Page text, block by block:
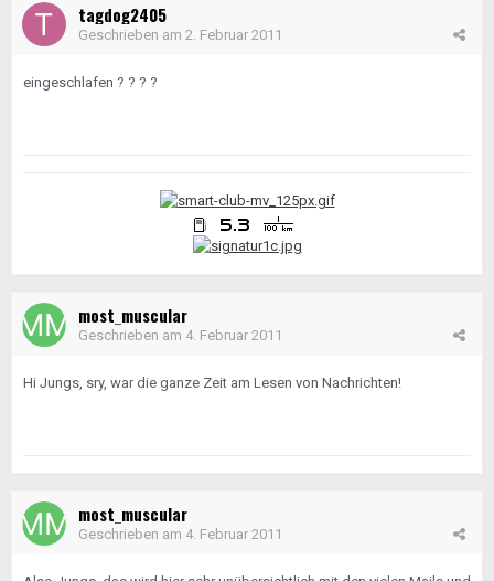
tagdog2405
Geschrieben am 2. Februar 2011
eingeschlafen ? ? ? ?
most_muscular
Geschrieben am 4. Februar 2011
Hi Jungs, sry, war die ganze Zeit am Lesen von Nachrichten!
most_muscular
Geschrieben am 4. Februar 2011